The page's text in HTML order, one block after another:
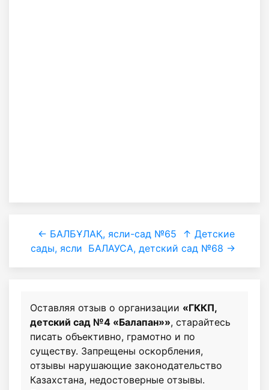
← БАЛБҰЛАҚ, ясли-сад №65
↑ Детские
сады, ясли БАЛАУСА, детский сад №68 →
Оставляя отзыв о организации «ГККП,
детский сад №4 «Балапан»», старайтесь
писать объективно, грамотно и по
существу. Запрещены оскорбления,
отзывы нарушающие законодательство
Казахстана, недостоверные отзывы.